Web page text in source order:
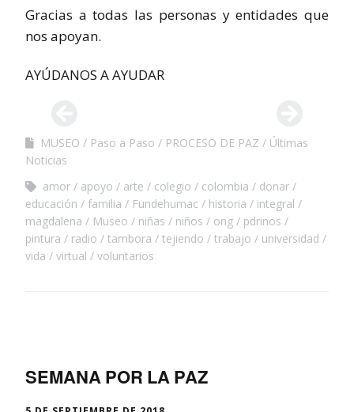
Gracias a todas las personas y entidades que
nos apoyan.
AYÚDANOS A AYUDAR
MUSEO Paso a Paso PROCESO DE PAZ
Últimas
Noticias
amor
apoyo arte colegio colombia
donar
educación
familia Fundehumac historia
integral
magdalena
Museo niñas niños ong
pdrinos
pintura
radio tambora tejiendo trabajo
universidad
vida
virtual voluntarios
SEMANA POR LA PAZ